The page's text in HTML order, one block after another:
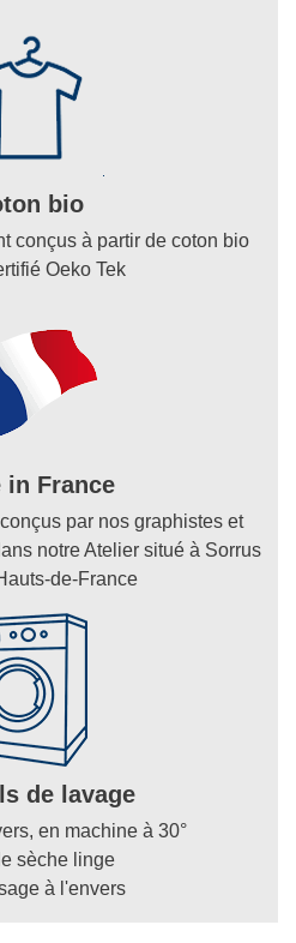
bio
conçus à partir de coton bio
Oeko Tek
in France
par nos graphistes et
notre Atelier situé à Sorrus
de-France
de lavage
en machine à 30°
sèche linge
à l'envers